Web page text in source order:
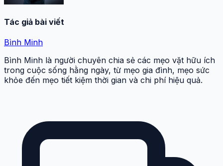
Tác giả bài viết
Bình Minh
Bình Minh là người chuyên chia sẻ các mẹo vặt hữu ích
trong cuộc sống hằng ngày, từ mẹo gia đình, mẹo sức
khỏe đến mẹo tiết kiệm thời gian và chi phí hiệu quả.